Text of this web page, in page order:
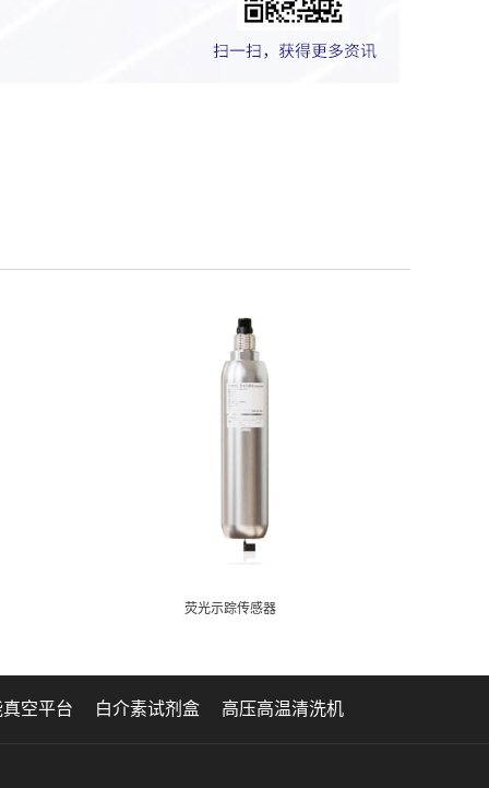
荧光示踪传感器
空平台 白介素试剂盒 高压高温清洗机